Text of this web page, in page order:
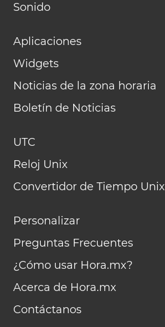
Sonido
Aplicaciones
Widgets
Noticias de la zona horaria
Boletín de Noticias
UTC
Reloj Unix
Convertidor de Tiempo Unix
Personalizar
Preguntas Frecuentes
¿Cómo usar Hora.mx?
Acerca de Hora.mx
Contáctanos